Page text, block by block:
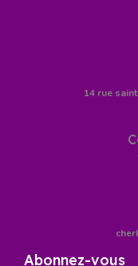
14 rue
Abonnez-vous